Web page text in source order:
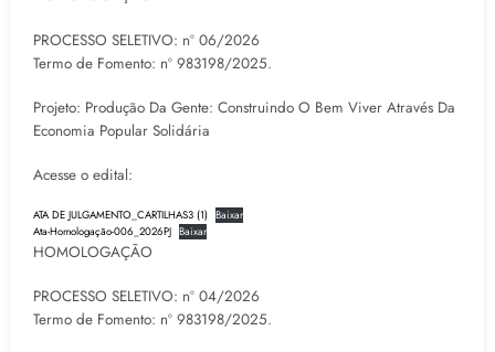
PROCESSO SELETIVO: nº 06/2026
Termo de Fomento: nº 983198/2025.
Projeto: Produção Da Gente: Construindo O Bem Viver Através Da
Economia Popular Solidária
Acesse o edital:
ATA DE JULGAMENTO_CARTILHAS3 (1) Baixar
Ata-Homologação-006_2026PJ Baixar
HOMOLOGAÇÃO
PROCESSO SELETIVO: nº 04/2026
Termo de Fomento: nº 983198/2025.